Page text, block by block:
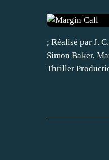
; Réalisé par J.
Simon Baker,
Thriller